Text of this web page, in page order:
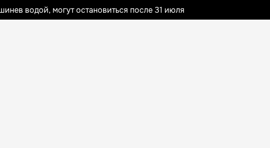
водой, могут остановиться после 31 июля